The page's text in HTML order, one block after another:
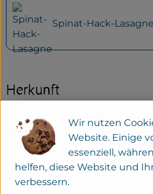
Spinat-Hack-Lasagne
Herkunft
Hersteller: Natural Cool
Deutschland
Wir nutzen
Website. Einige
essenziell,
helfen, diese Website und
verbessern.